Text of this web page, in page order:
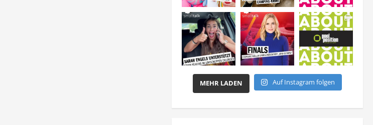
MEHR LADEN Auf Instagram folgen